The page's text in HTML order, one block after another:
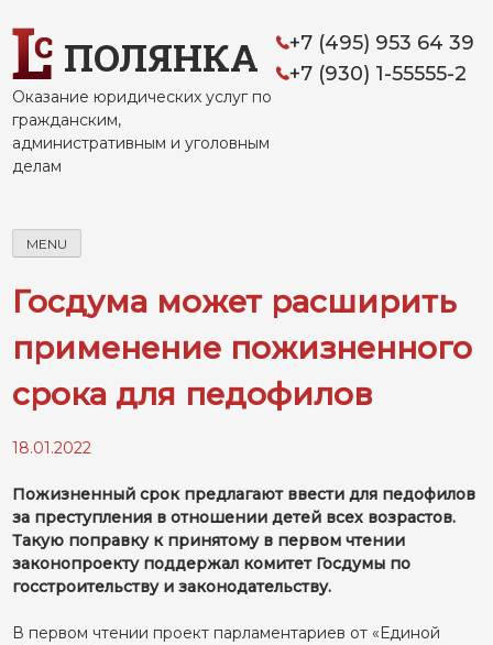
to
contentПОЛЯНКА
Оказание юридических услуг по
гражданским,
административным и уголовным
делам
+7 (495) 953 64 39
+7 (930) 1-55555-2
MENU
Госдума может расширить
применение пожизненного
срока для педофилов
18.01.2022
Пожизненный срок предлагают ввести для педофилов
за преступления в отношении детей всех возрастов.
Такую поправку к принятому в первом чтении
законопроекту поддержал комитет Госдумы по
госстроительству и законодательству.
В первом чтении проект парламентариев от «Единой